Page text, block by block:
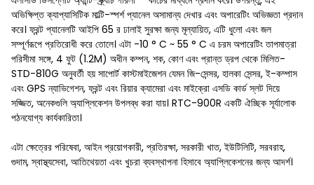
অভিক্ষিপ্ত ক্যাপ্যাসিটিক মাল্টি-স্পর্শ প্যানেল অসামান্য দেখার এবং অপারেটিং অভিজ্ঞতা প্রদান
করে। ফ্রন্ট প্যানেলটি আইপি 65 র ঢালাই সুরক্ষা জন্য মূল্যায়িত, এটি ধুলো এবং জল
সম্পূর্ণরূপে প্রতিরোধী করে তোলে। এটা -10 ° C ~ 55 ° C এ চরম অপারেটিং তাপমাত্রা
পরিসীমা সঙ্গে, 4 ফুট (1.2M) অধীন কম্পন, শক, কোণ এবং প্রান্ত ড্রপ থেকে মিলিত-
STD-810G অনুবর্তী হয় সাপোর্ট কাস্টমাইজেশন যেমন জি-সেন্সর, হালকা সেন্সর, ই-কম্পাস
এবং GPS ন্যাভিগেশন, ফ্রন্ট এবং রিয়ার ক্যামেরা এবং মাইক্রো এসডি কার্ড স্লট দিয়ে
সজ্জিত, অনেকগুলি অ্যাপ্লিকেশন উপলব্ধ করা যায়। RTC-900R একটি ঐচ্ছিক সূর্যালোক
পঠনযোগ্য কার্যকারিতা।
এটা ক্ষেত্রের পরিষেবা, আইন প্রয়োগকারী, প্রতিরক্ষা, সরকারী খাত, ইউটিলিটি, সরবরাহ,
গুদাম, স্বাস্থ্যসেবা, আতিথেয়তা এবং খুচরা ব্যবস্থাপনা হিসাবে অ্যাপ্লিকেশনের জন্য আদর্শ।